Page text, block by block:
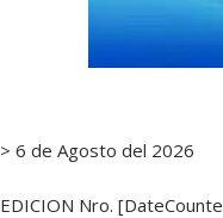
> 6 de Agosto del 2026
EDICION Nro.